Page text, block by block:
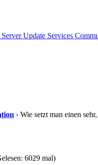
› Wie setzt man einen
6029 mal)